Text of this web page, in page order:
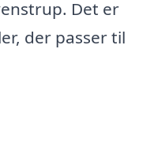
Det er
der passer til